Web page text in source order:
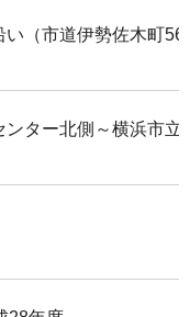
（市道伊勢佐木町
ンター北側～横浜市立